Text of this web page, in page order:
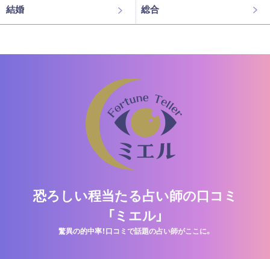
結婚 総合
恐ろしい程当たる占い師の口コミ
「ミエル」
驚異の的中率！口コミで話題の占い師がここに。